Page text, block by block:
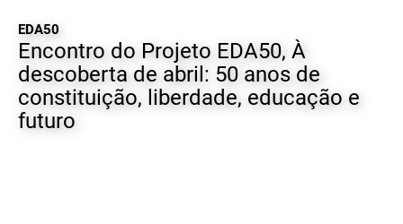
EDA50
Encontro do Projeto EDA50, À
descoberta de abril: 50 anos de
constituição, liberdade, educação e
futuro